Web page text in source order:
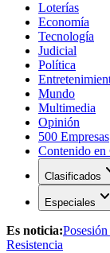
Loterías
Economía
Tecnología
Judicial
Política
Mundo
Multimedia
Opinión
500 Empresas
Contenido en
Clasificados
Especiales expand_more
Es noticia:
Resistencia